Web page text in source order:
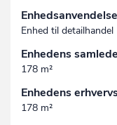
Enhedsanvendelse
Enhed til detailhandel
Enhedens
178 m²
Enhedens
178 m²